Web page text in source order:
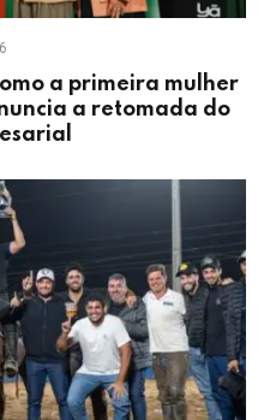
a primeira mulher
a retomada do